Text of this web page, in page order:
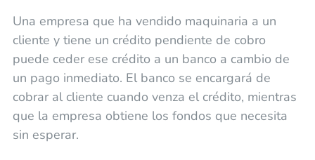
Una empresa que ha vendido maquinaria a un
cliente y tiene un crédito pendiente de cobro
puede ceder ese crédito a un banco a cambio de
un pago inmediato. El banco se encargará de
cobrar al cliente cuando venza el crédito, mientras
que la empresa obtiene los fondos que necesita
sin esperar.